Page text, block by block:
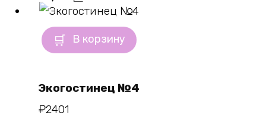
В корзину
Экогостинец №4
₽2401